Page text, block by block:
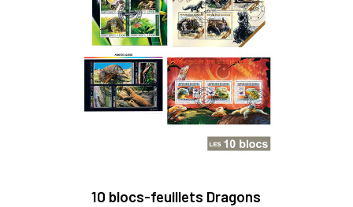
10 blocs-feuillets Dragons